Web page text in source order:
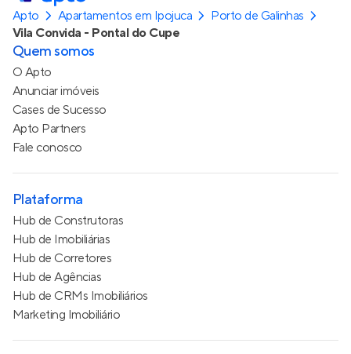
Apto Apartamentos em Ipojuca
Porto de Galinhas
Vila Convida - Pontal do Cupe
Quem somos
O Apto
Anunciar imóveis
Cases de Sucesso
Apto Partners
Fale conosco
Plataforma
Hub de Construtoras
Hub de Imobiliárias
Hub de Corretores
Hub de Agências
Hub de CRMs Imobiliários
Marketing Imobiliário